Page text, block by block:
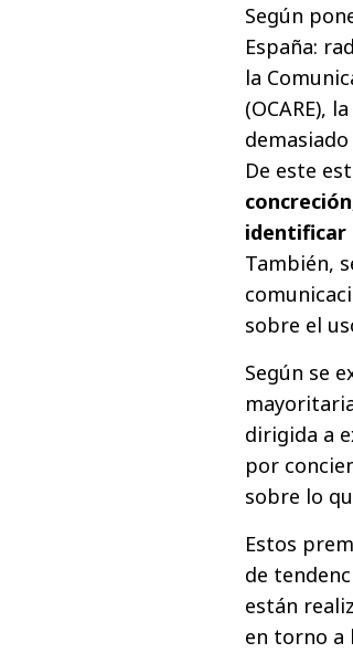
Según
España:
la
(OCARE),
De este
identificar
También,
sobre el
Según se
dirigida a
por
sobre lo
Estos
de
están
en torno a